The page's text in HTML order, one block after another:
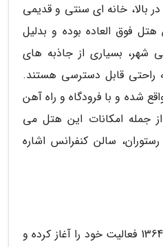
بالا، خانه ای سنتی و قدیمی
فوق العاده بوده و بدلیل
شهر، بسیاری از جاذبه های
راحتی قابل دسترسی هستند.
شده و با فرودگاه و راه آهن
از جمله امکانات این هتل می
سالن کنفرانس اشاره
هتل جهانگردی یزد در سال 1364 فعالیت خود را آغاز کرده و